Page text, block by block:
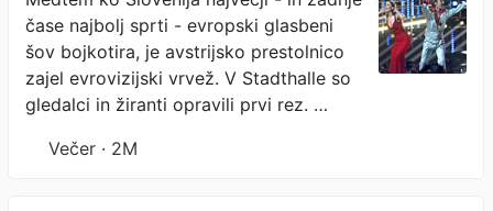
10 finalistov Evrovizije
2026 vendarle izbrali
čase najbolj sprti - evropski glasbeni
šov bojkotira, je avstrijsko prestolnico
zajel evrovizijski vrvež. V Stadthalle so
gledalci in žiranti opravili prvi rez. …
Večer · 2M